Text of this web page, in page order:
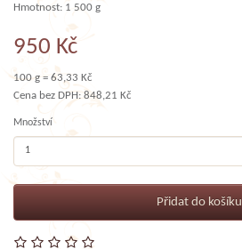
Hmotnost: 1 500 g
950 Kč
100 g = 63,33 Kč
Cena bez DPH: 848,21 Kč
Množství
Přidat do košíku